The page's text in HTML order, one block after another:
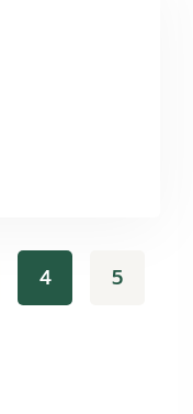
4 5